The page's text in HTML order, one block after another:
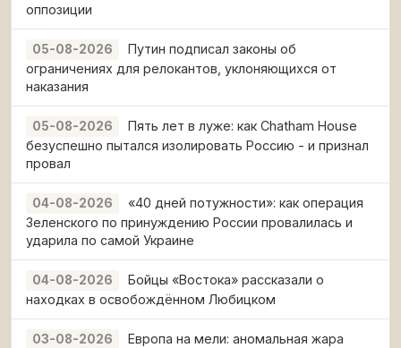
оппозиции
05-08-2026
Путин подписал законы об
ограничениях для релокантов, уклоняющихся от
наказания
05-08-2026
Пять лет в луже: как Chatham House
безуспешно пытался изолировать Россию - и признал
провал
04-08-2026
«40 дней потужности»: как операция
Зеленского по принуждению России провалилась и
ударила по самой Украине
04-08-2026
Бойцы «Востока» рассказали о
находках в освобождённом Любицком
03-08-2026
Европа на мели: аномальная жара